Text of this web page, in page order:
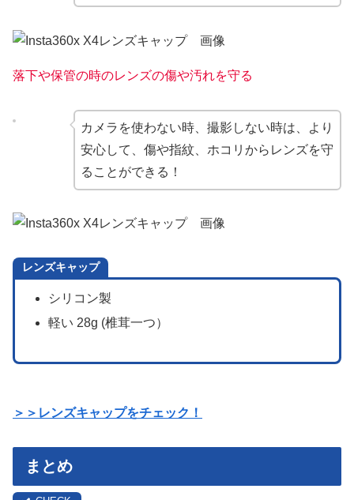
落下や保管の時のレンズの傷や汚れを守る
カメラを使わない時、撮影しない時は、より
安心して、傷や指紋、ホコリからレンズを守
ることができる！
レンズキャップ
シリコン製
軽い 28g (椎茸一つ）
＞＞レンズキャップをチェック！
まとめ